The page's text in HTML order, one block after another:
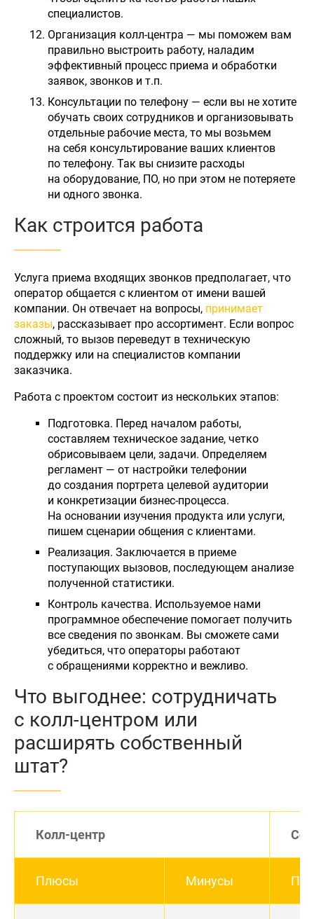
специалистов.
Организация колл-центра — мы поможем вам
правильно выстроить работу, наладим
эффективный процесс приема и обработки
заявок, звонков и т.п.
Консультации по телефону — если вы не хотите
обучать своих сотрудников и организовывать
отдельные рабочие места, то мы возьмем
на себя консультирование ваших клиентов
по телефону. Так вы снизите расходы
на оборудование, ПО, но при этом не потеряете
ни одного звонка.
Как строится работа
Услуга приема входящих звонков предполагает, что
оператор общается с клиентом от имени вашей
компании. Он отвечает на вопросы, принимает
заказы, рассказывает про ассортимент. Если вопрос
сложный, то вызов переведут в техническую
поддержку или на специалистов компании
заказчика.
Работа с проектом состоит из нескольких этапов:
Подготовка. Перед началом работы,
составляем техническое задание, четко
обрисовываем цели, задачи. Определяем
регламент — от настройки телефонии
до создания портрета целевой аудитории
и конкретизации бизнес-процесса.
На основании изучения продукта или услуги,
пишем сценарии общения с клиентами.
Реализация. Заключается в приеме
поступающих вызовов, последующем анализе
полученной статистики.
Контроль качества. Используемое нами
программное обеспечение помогает получить
все сведения по звонкам. Вы сможете сами
убедиться, что операторы работают
с обращениями корректно и вежливо.
Что выгоднее: сотрудничать
с колл-центром или
расширять собственный
штат?
Колл-центр
Плюсы Минусы